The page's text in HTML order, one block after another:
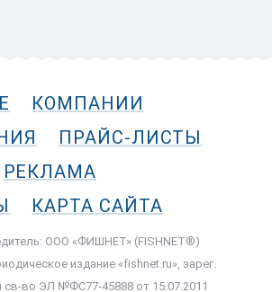
КОМПАНИИ
ПРАЙС-ЛИСТЫ
РЕКЛАМА
КАРТА САЙТА
ООО «ФИШНЕТ» (FISHNET®)
издание «fishnet.ru», зарег.
во ЭЛ №ФС77-45888 от 15.07.2011